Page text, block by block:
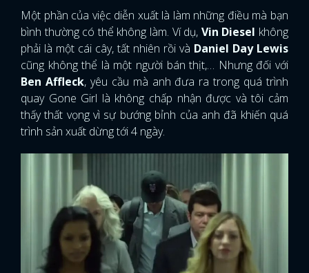
Một phần của việc diễn xuất là làm những điều mà bạn
bình thường có thể không làm. Ví dụ, Vin Diesel không
phải là một cái cây, tất nhiên rồi và Daniel Day Lewis
cũng không thể là một người bán thịt,… Nhưng đối với
Ben Affleck, yêu cầu mà anh đưa ra trong quá trình
quay Gone Girl là không chấp nhận được và tôi cảm
thấy thất vọng vì sự bướng bỉnh của anh đã khiến quá
trình sản xuất dừng tới 4 ngày.